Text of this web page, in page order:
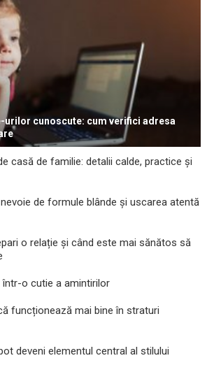
urilor cunoscute: cum verifici adresa
casă de familie: detalii calde, practice și
de formule blânde și uscarea atentă
o relație și când este mai sănătos să
o cutie a amintirilor
funcționează mai bine în straturi
deveni elementul central al stilului